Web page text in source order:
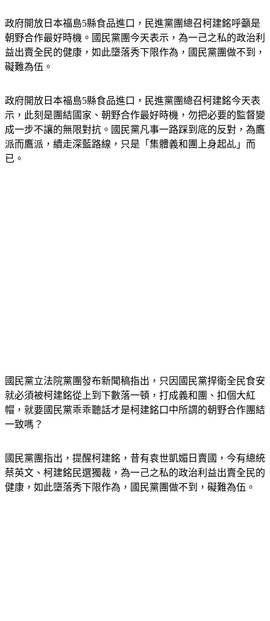
政府開放日本福島5縣食品進口，民進黨團總召柯建銘呼籲是
朝野合作最好時機。國民黨團今天表示，為一己之私的政治利
益出賣全民的健康，如此墮落秀下限作為，國民黨團做不到，
政府開放日本福島5縣食品進口，民進黨團總召柯建銘今天表
示，此刻是團結國家、朝野合作最好時機，勿把必要的監督變
成一步不讓的無限對抗。國民黨凡事一路踩到底的反對，為鷹
派而鷹派，續走深藍路線，只是「集體義和團上身起乩」而
國民黨立法院黨團發布新聞稿指出，只因國民黨捍衛全民食安
就必須被柯建銘從上到下數落一頓，打成義和團、扣個大紅
帽，就要國民黨乖乖聽話才是柯建銘口中所謂的朝野合作團結
國民黨團指出，提醒柯建銘，昔有袁世凱媚日賣國，今有總統
蔡英文、柯建銘民選獨裁，為一己之私的政治利益出賣全民的